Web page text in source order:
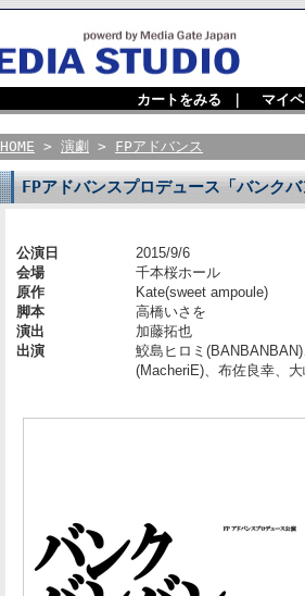
カートをみる マイ
HOME > 演劇 > FPアドバンス
FPアドバンスプロデュース「バンク
公演日
2015/9/6
会場
千本桜ホール
原作
Kate(sweet ampoule)
脚本
高橋いさを
演出
加藤拓也
出演
鮫島ヒロミ
(MacheriE)、布佐良幸、